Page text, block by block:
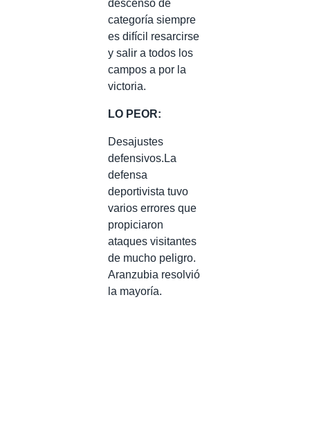
descenso de
categoría siempre
es difícil resarcirse
y salir a todos los
campos a por la
victoria.
LO PEOR:
Desajustes
defensivos.La
defensa
deportivista tuvo
varios errores que
propiciaron
ataques visitantes
de mucho peligro.
Aranzubia resolvió
la mayoría.